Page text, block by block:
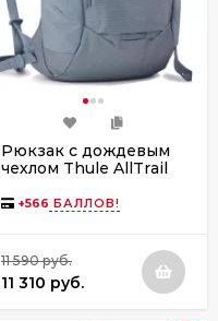
Рюкзак с дождевым
чехлом Thule AllTrail
+566 БАЛЛОВ!
11 590 руб.
11 310 руб.